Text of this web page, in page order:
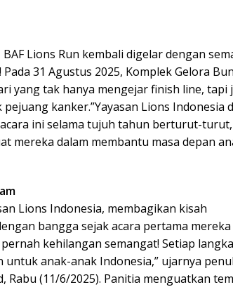
Lions Run kembali digelar dengan
31 Agustus 2025, Komplek Gelora
yang tak hanya mengejar finish line, tapi
kanker.”Yayasan Lions Indonesia
ini selama tujuh tahun berturut-turut,
mereka dalam membantu masa depan
Lions Indonesia, membagikan kisah
bangga sejak acara pertama mereka
kehilangan semangat! Setiap
untuk anak-anak Indonesia,” ujarnya
Rabu (11/6/2025). Panitia menguatkan